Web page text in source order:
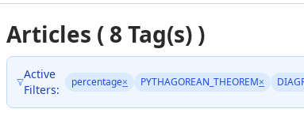
Articles ( 8 Tag(s) )
Active
Filters:
percentage× PYTHAGOREAN_THEOREM×